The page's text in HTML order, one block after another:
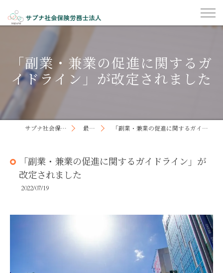
「副業・兼業の促進に関するガ
イドライン」が改定されました
サプナ社会保険労務士法人 最新記事 「副業・兼業の促進に関するガイドライン」が改定されました
「副業・兼業の促進に関するガイドライン」が
改定されました
2022/07/19